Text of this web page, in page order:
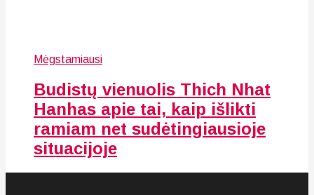
Mėgstamiausi
Budistų vienuolis Thich Nhat
Hanhas apie tai, kaip išlikti
ramiam net sudėtingiausioje
situacijoje